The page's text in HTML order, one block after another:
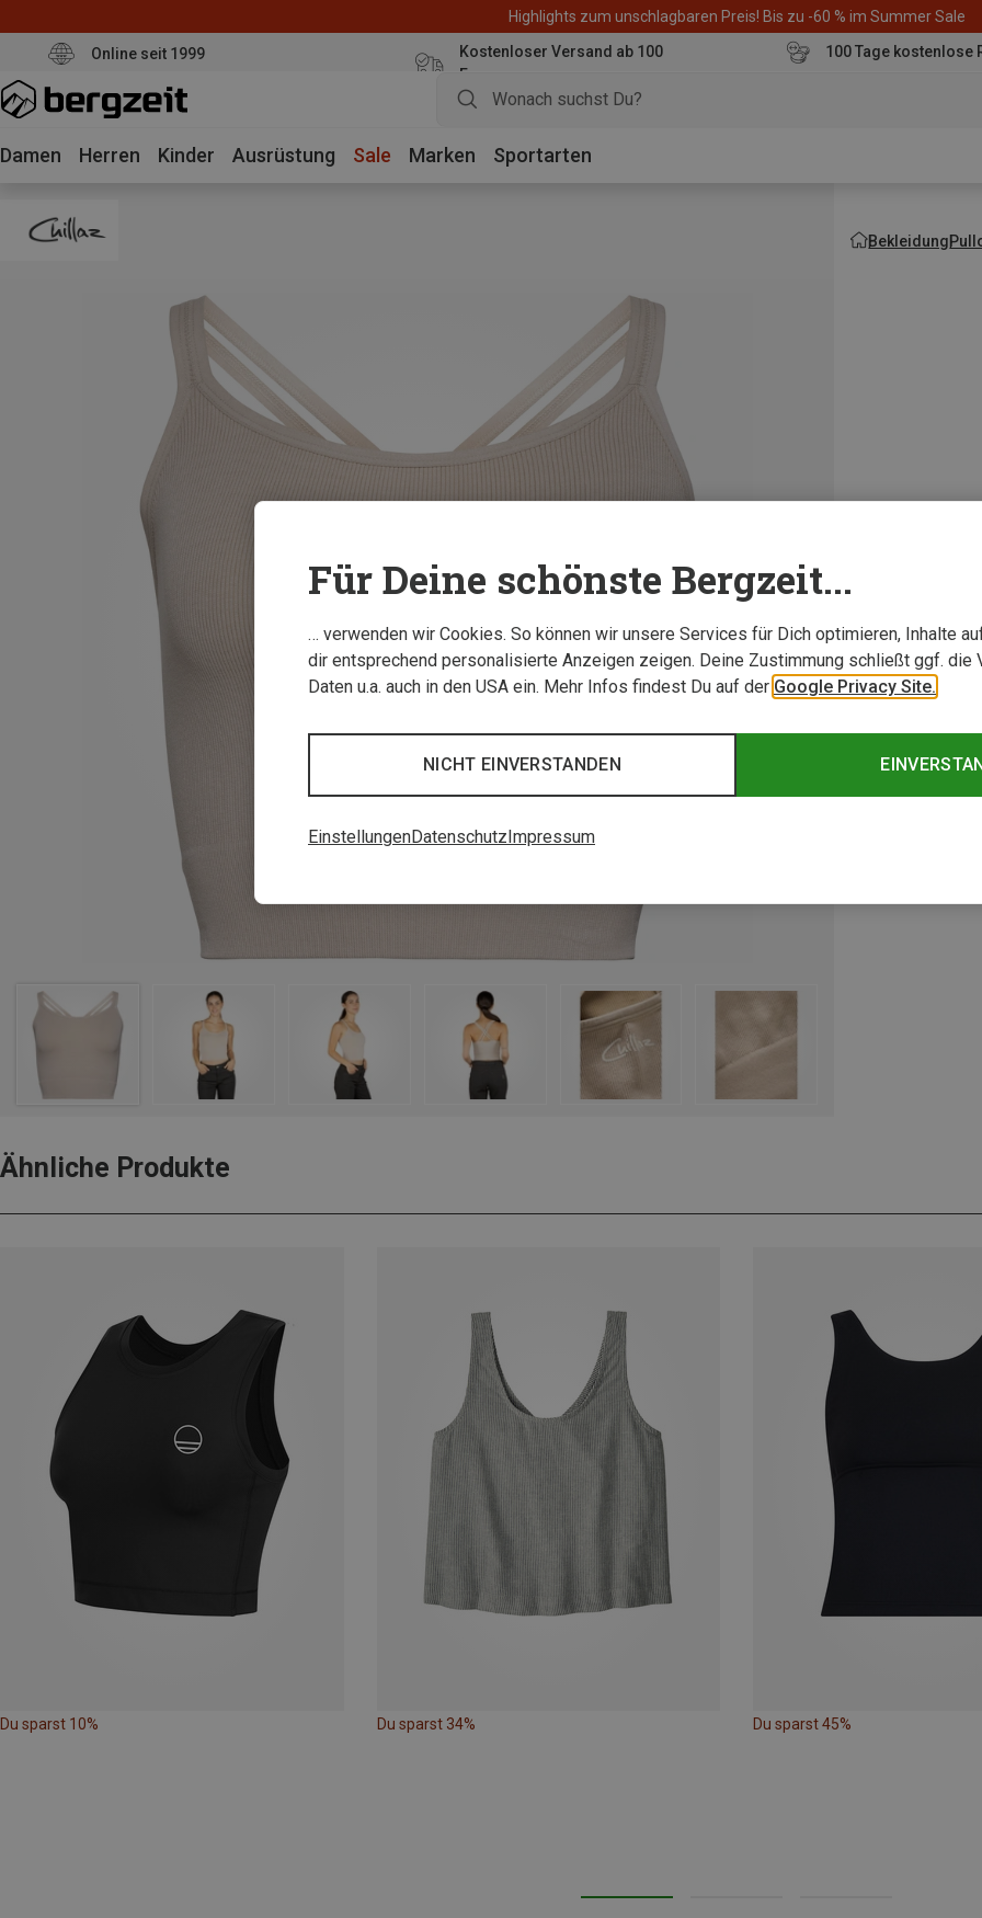
Highlights zum unschlagbaren Preis! Bis zu -60 % im Summer Sale
Online seit 1999
Kostenloser Versand ab 100
Euro
100 Tage kostenlose
Damen Herren Kinder Ausrüstung Sale Marken Sportarten
Bekleidung
Ähnliche Produkte
Du sparst 10% Du sparst 34% Du sparst 45%
Für Deine schönste Bergzeit...
… verwenden wir Cookies. So können wir unsere Services für Dich optimieren, Inhalte
dir entsprechend personalisierte Anzeigen zeigen. Deine Zustimmung schließt ggf. die
Daten u.a. auch in den USA ein. Mehr Infos findest Du auf der Google Privacy Site.
NICHT EINVERSTANDEN
EinstellungenDatenschutz Impressum